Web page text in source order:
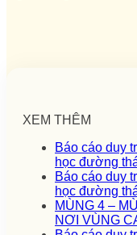
XEM THÊM
Báo cáo duy
học đường
Báo cáo duy
học đường
MÙNG 4 –
NƠI VÙNG